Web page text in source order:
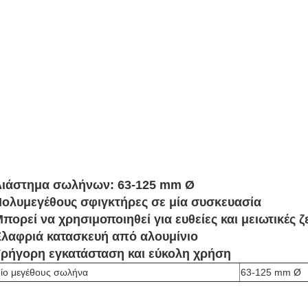
σωλήνων: 63-125 mm Ø
σφιγκτήρες σε μία συσκευασία
να χρησιμοποιηθεί για ευθείες και μειωτικές
κατασκευή από αλουμίνιο
εγκατάσταση και εύκολη χρήση
μεγέθους σωλήνα 63-125 mm Ø